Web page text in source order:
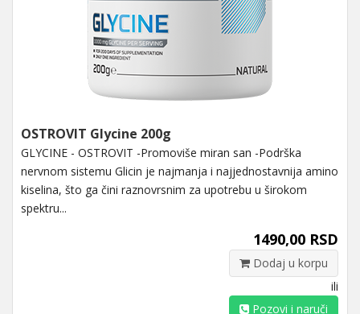
OSTROVIT Glycine 200g
GLYCINE - OSTROVIT -Promoviše miran san -Podrška
nervnom sistemu Glicin je najmanja i najjednostavnija amino
kiselina, što ga čini raznovrsnim za upotrebu u širokom
spektru...
1490,00 RSD
Dodaj u korpu
ili
Pozovi i naruči